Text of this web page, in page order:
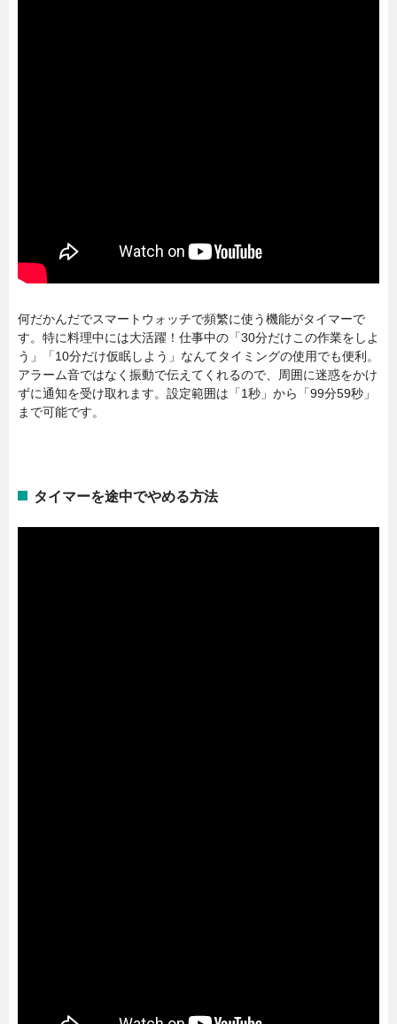
何だかんだでスマートウォッチで頻繁に使う機能がタイマーで
す。特に料理中には大活躍！仕事中の「30分だけこの作業をしよ
う」「10分だけ仮眠しよう」なんてタイミングの使用でも便利。
アラーム音ではなく振動で伝えてくれるので、周囲に迷惑をかけ
ずに通知を受け取れます。設定範囲は「1秒」から「99分59秒」
まで可能です。
タイマーを途中でやめる方法